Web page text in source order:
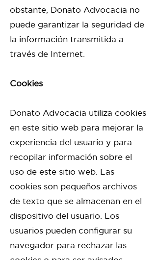
obstante, Donato Advocacia no
puede garantizar la seguridad de
la información transmitida a
través de Internet.
Cookies
Donato Advocacia utiliza cookies
en este sitio web para mejorar la
experiencia del usuario y para
recopilar información sobre el
uso de este sitio web. Las
cookies son pequeños archivos
de texto que se almacenan en el
dispositivo del usuario. Los
usuarios pueden configurar su
navegador para rechazar las